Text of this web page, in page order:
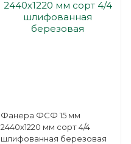
Фанера ФСФ 15 мм
2440х1220 мм сорт 4/4
шлифованная березовая